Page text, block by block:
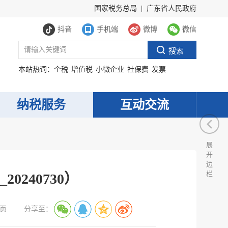
国家税务总局 广东省人民政府
抖音 手机端 微博 微信
本站热词： 个税 增值税 小微企业 社保费 发票
纳税服务 互动交流
）
分享至：
展
开
边
栏